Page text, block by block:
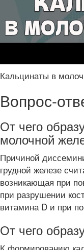
Кальцинаты в
Вопрос-
От чего
молочной
Причиной
грудной железе
возникающая при
при разрушении
витамина D и при
От чего